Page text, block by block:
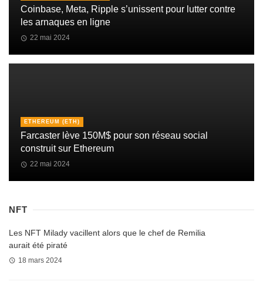
Coinbase, Meta, Ripple s’unissent pour lutter contre
les arnaques en ligne
22 mai 2024
ETHEREUM (ETH)
Farcaster lève 150M$ pour son réseau social
construit sur Ethereum
22 mai 2024
NFT
Les NFT Milady vacillent alors que le chef de Remilia
aurait été piraté
18 mars 2024